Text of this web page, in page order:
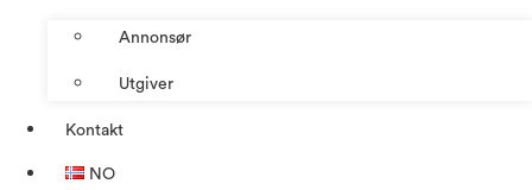
Annonsør
Utgiver
Kontakt
NO